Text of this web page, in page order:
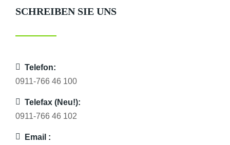
SCHREIBEN SIE UNS
Telefon:
0911-766 46 100
Telefax (Neu!):
0911-766 46 102
Email :